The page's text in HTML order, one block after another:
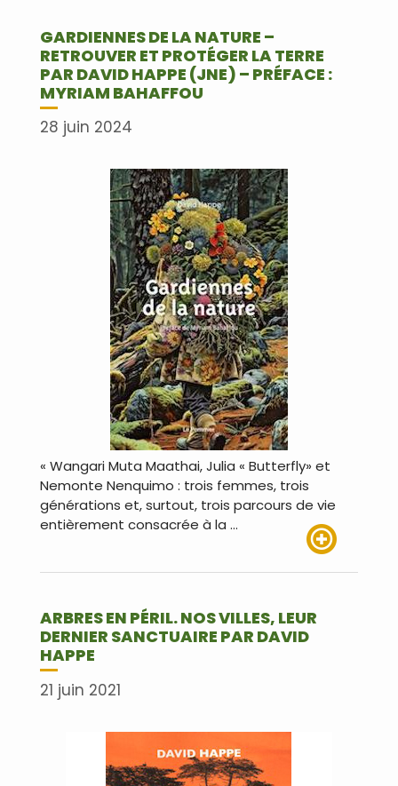
GARDIENNES DE LA NATURE –
RETROUVER ET PROTÉGER LA TERRE
PAR DAVID HAPPE (JNE) – PRÉFACE :
MYRIAM BAHAFFOU
28 juin 2024
« Wangari Muta Maathai, Julia « Butterfly» et
Nemonte Nenquimo : trois femmes, trois
générations et, surtout, trois parcours de vie
entièrement consacrée à la …
ARBRES EN PÉRIL. NOS VILLES, LEUR
DERNIER SANCTUAIRE PAR DAVID
HAPPE
21 juin 2021